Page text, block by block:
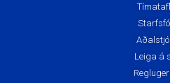
Leiga á